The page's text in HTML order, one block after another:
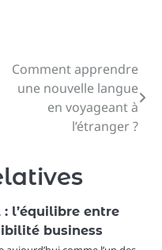
Comment apprendre
une nouvelle langue
en voyageant à
l’étranger ?
l’équilibre entre
business